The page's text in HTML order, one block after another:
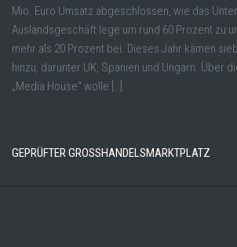
Mio. Euro Umsatz abgeschlossen, wie das
Auslandsgeschäft lege um rund 60 Prozent zu
mehr als 20 Prozent bei. Dieses Jahr kämen
hinzu, darunter UK, Spanien und Ungarn. Über
„Media House“ wolle […]
GEPRÜFTER GROSSHANDELSMARKTPLATZ